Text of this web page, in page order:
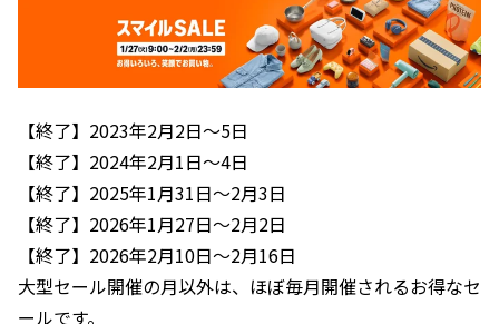
【終了】2023年2月2日～5日
【終了】2024年2月1日～4日
【終了】2025年1月31日～2月3日
【終了】2026年1月27日～2月2日
【終了】2026年2月10日～2月16日
大型セール開催の月以外は、ほぼ毎月開催されるお得なセ
ールです。